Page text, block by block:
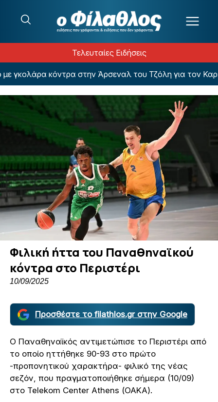
Τελευταίες Ειδήσεις
κόντρα στην Άρσεναλ του Τζόλη για τον
Φιλική ήττα του Παναθηναϊκού
κόντρα στο Περιστέρι
10/09/2025
Προσθέστε το filathlos.gr στην Google
Ο Παναθηναϊκός αντιμετώπισε το Περιστέρι από
το οποίο ηττήθηκε 90-93 στο πρώτο
-προπονητικού χαρακτήρα- φιλικό της νέας
σεζόν, που πραγματοποιήθηκε σήμερα (10/09)
στο Telekom Center Athens (ΟΑΚΑ).